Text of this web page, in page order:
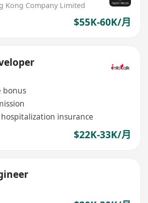
Kong Company Limited
$55K-60K/月
bonus
insurance
$22K-33K/月